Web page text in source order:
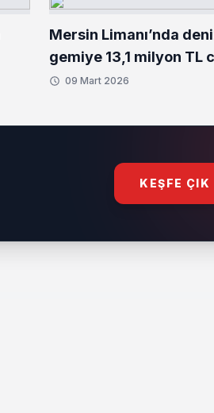
Mersin Limanı’nda
gemiye 13,1 milyon TL
09 Mart 2026
KEŞFE ÇIK